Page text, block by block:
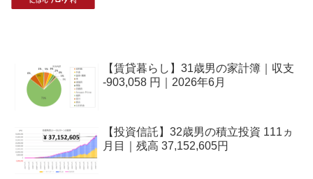
【賃貸暮らし】31歳男の家計簿｜収支
-903,058 円｜2026年6月
【投資信託】32歳男の積立投資 111ヵ
月目｜残高 37,152,605円